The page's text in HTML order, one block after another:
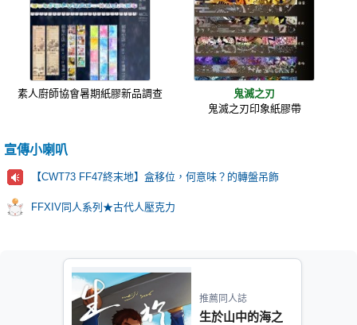
素人廚師協會暑期紙膠新品調查
鬼滅之刃
鬼滅之刃印象紙膠帶
宣傳小喇叭
【CWT73 FF47終末地】盒移位，何意味？的轉盤吊飾
FFXIV同人系列★古代人壓克力
推薦同人誌
生於山中的海之